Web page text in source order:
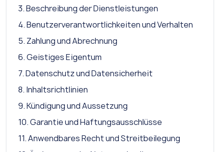
3. Beschreibung der Dienstleistungen
4. Benutzerverantwortlichkeiten und Verhalten
5. Zahlung und Abrechnung
6. Geistiges Eigentum
7. Datenschutz und Datensicherheit
8. Inhaltsrichtlinien
9. Kündigung und Aussetzung
10. Garantie und Haftungsausschlüsse
11. Anwendbares Recht und Streitbeilegung